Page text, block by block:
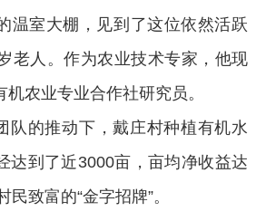
温室大棚，见到了这位依然活跃
老人。作为农业技术专家，他现
农业专业合作社研究员。
队的推动下，戴庄村种植有机水
达到了近3000亩，亩均净收益达
致富的“金字招牌”。